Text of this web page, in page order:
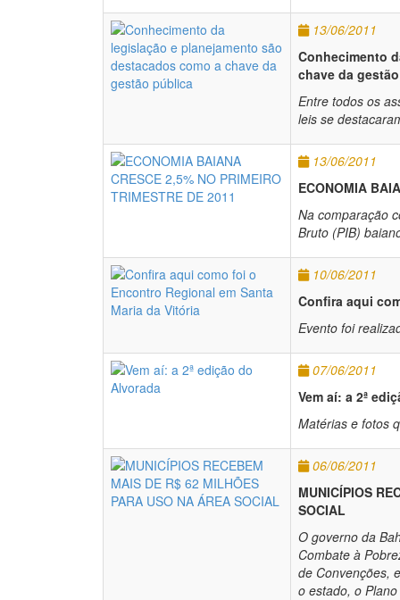
13/06/2011
Conhecimento
chave da
Entre todos os
leis se
13/06/2011
ECONOMIA
Na comparação
Bruto (PIB)
10/06/2011
Confira aqui
Evento foi
07/06/2011
Vem aí: a 2ª
Matérias e fotos
06/06/2011
MUNICÍPIOS
SOCIAL
O governo da
Combate à
de Convenções,
o estado, o